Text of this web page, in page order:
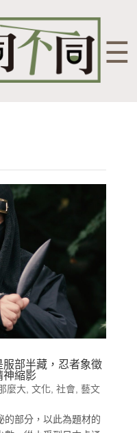
☰
部半藏，忍者象徵
神縮影
麼大, 文化, 社會, 藝文
的部分，以此為題材的